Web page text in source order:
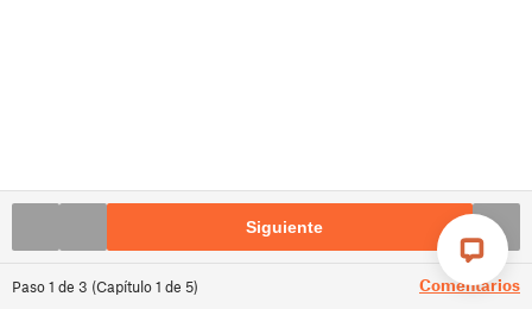
Paso1 de 3 (Capítulo1 de 5) Comentarios
Siguiente